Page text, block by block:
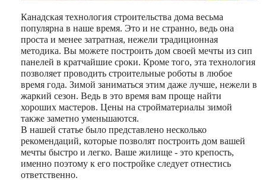
Канадская технология строительства дома весьма
популярна в наше время. Это и не странно, ведь она
проста и менее затратная, нежели традиционная
методика. Вы можете построить дом своей мечты из сип
панелей в кратчайшие сроки. Кроме того, эта технология
позволяет проводить строительные роботы в любое
время года. Зимой заниматься этим даже лучше, нежели в
жаркий сезон. Ведь в это время вам проще найти
хороших мастеров. Цены на стройматериалы зимой
также заметно уменьшаются.
В нашей статье было представлено несколько
рекомендаций, которые позволят построить дом вашей
мечты быстро и легко. Ваше жилище ‑ это крепость,
именно поэтому к его постройке следует отнестись
ответственно.